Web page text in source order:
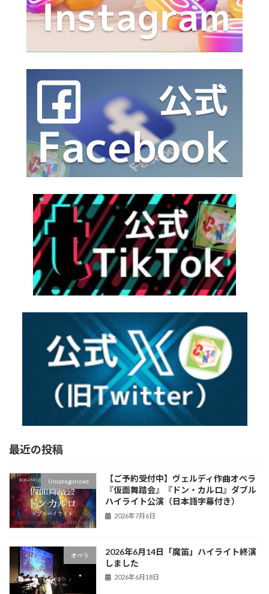
最近の投稿
Uncategorized
【ご予約受付中】ヴェルディ作曲オペラ
『仮面舞踏会』『ドン・カルロ』ダブル
ハイライト公演（日本語字幕付き）
2026年7月6日
オペラ
2026年6月14日「魔笛」ハイライト終演
しました
2026年6月18日